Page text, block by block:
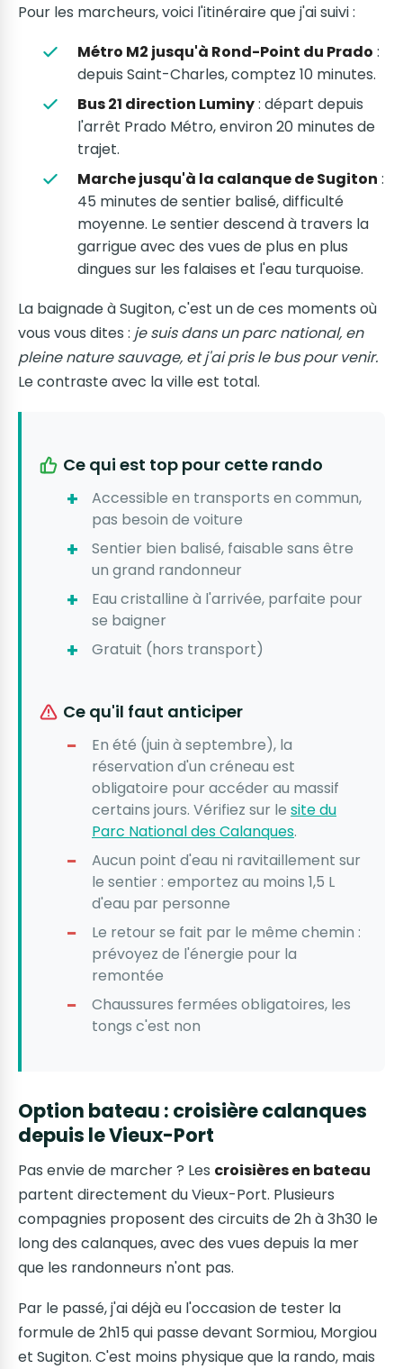
Pour les marcheurs, voici l'itinéraire que j'ai suivi :
Métro M2 jusqu'à Rond-Point du Prado :
depuis Saint-Charles, comptez 10 minutes.
Bus 21 direction Luminy: départ depuis
l'arrêt Prado Métro, environ 20 minutes de
trajet.
Marche jusqu'à la calanque de Sugiton :
45 minutes de sentier balisé, difficulté
moyenne. Le sentier descend à travers la
garrigue avec des vues de plus en plus
dingues sur les falaises et l'eau turquoise.
La baignade à Sugiton, c'est un de ces moments où
vous vous dites : je suis dans un parc national, en
pleine nature sauvage, et j'ai pris le bus pour venir.
Le contraste avec la ville est total.
Ce qui est top pour cette rando
Accessible en transports en commun,
pas besoin de voiture
Sentier bien balisé, faisable sans être
un grand randonneur
Eau cristalline à l'arrivée, parfaite pour
se baigner
Gratuit (hors transport)
Ce qu'il faut anticiper
En été (juin à septembre), la
réservation d'un créneau est
obligatoire pour accéder au massif
certains jours. Vérifiez sur le site du
Parc National des Calanques.
Aucun point d'eau ni ravitaillement sur
le sentier : emportez au moins 1,5 L
d'eau par personne
Le retour se fait par le même chemin :
prévoyez de l'énergie pour la
remontée
Chaussures fermées obligatoires, les
tongs c'est non
Option bateau : croisière calanques
depuis le Vieux-Port
Pas envie de marcher ? Les croisières en bateau
partent directement du Vieux-Port. Plusieurs
compagnies proposent des circuits de 2h à 3h30 le
long des calanques, avec des vues depuis la mer
que les randonneurs n'ont pas.
Par le passé, j'ai déjà eu l'occasion de tester la
formule de 2h15 qui passe devant Sormiou, Morgiou
et Sugiton. C'est moins physique que la rando, mais